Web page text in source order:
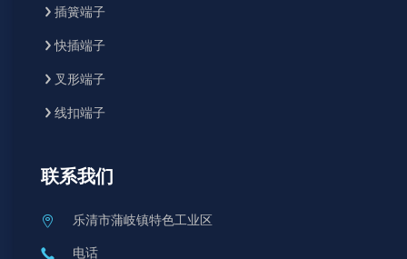
插簧端子
快插端子
叉形端子
线扣端子
联系我们
乐清市蒲岐镇特色工业区
电话